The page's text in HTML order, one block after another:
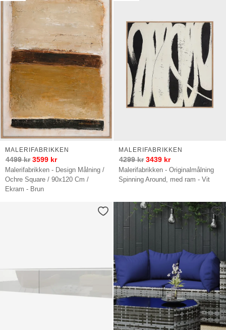
Malerifabrikken - Design Målning /
Ochre Square / 90x120 Cm /
Ekram - Brun
MALERIFABRIKKEN
4499kr 3599 kr
Malerifabrikken - Originalmålning
Spinning Around, med ram - Vit
MALERIFABRIKKEN
4299kr 3439 kr